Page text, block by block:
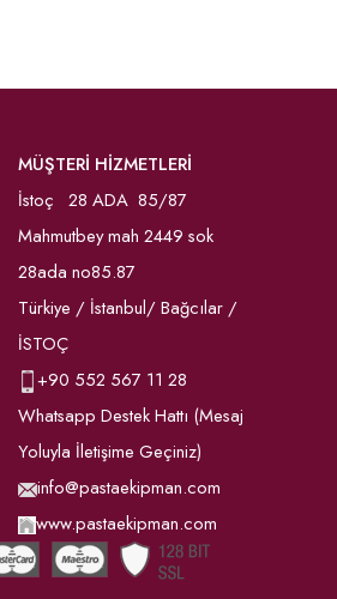
MÜŞTERİ HİZMETLERİ
İstoç 28 ADA 85/87
Mahmutbey mah 2449 sok
28ada no85.87
Türkiye / İstanbul/ Bağcılar /
İSTOÇ
+90 552 567 11 28
Whatsapp Destek Hattı (Mesaj
Yoluyla İletişime Geçiniz)
info@pastaekipman.com
www.pastaekipman.com